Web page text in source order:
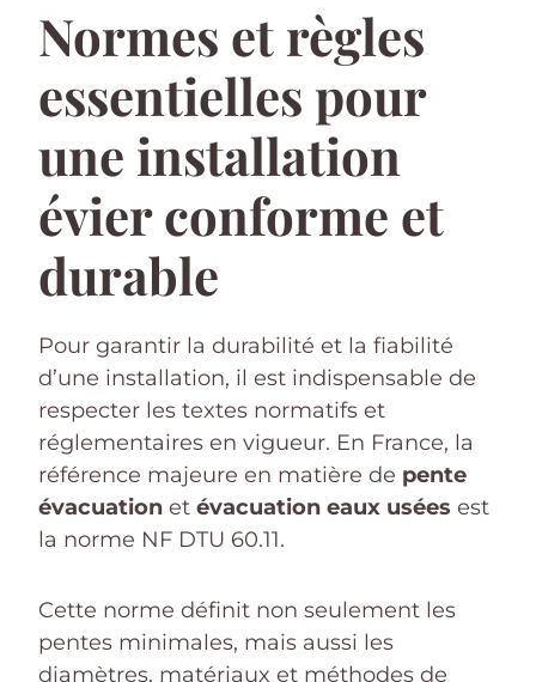
Normes et règles
essentielles pour
une installation
évier conforme et
durable
Pour garantir la durabilité et la fiabilité
d’une installation, il est indispensable de
respecter les textes normatifs et
réglementaires en vigueur. En France, la
référence majeure en matière de pente
évacuation et évacuation eaux usées est
la norme NF DTU 60.11.
Cette norme définit non seulement les
pentes minimales, mais aussi les
diamètres, matériaux et méthodes de